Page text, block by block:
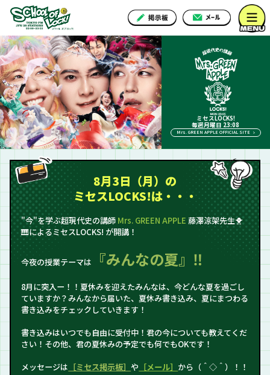
ミセスLOCKS!
毎週月曜日 23:08
Mrs. GREEN APPLE OFFICIAL SITE
8月3日（月）の
ミセスLOCKS!は・・・
"今"を学ぶ超現代史の講師 Mrs. GREEN APPLE 藤澤涼架先生🐥
🎹によるミセスLOCKS! が開講！
今夜の授業テーマは 『みんなの夏』‼
8月に突入ー！！夏休みを迎えたみんなは、今どんな夏を過ごし
ていますか？みんなから届いた、夏休み書き込み、夏にまつわる
書き込みをチェックしていきます！
書き込みはいつでも自由に受付中！君の今についても教えてくだ
さい！その他、君の夏休みの予定でも何でもOKです！
メッセージは ［ミセス掲示板］や ［メール］ から（＾◇＾）！！